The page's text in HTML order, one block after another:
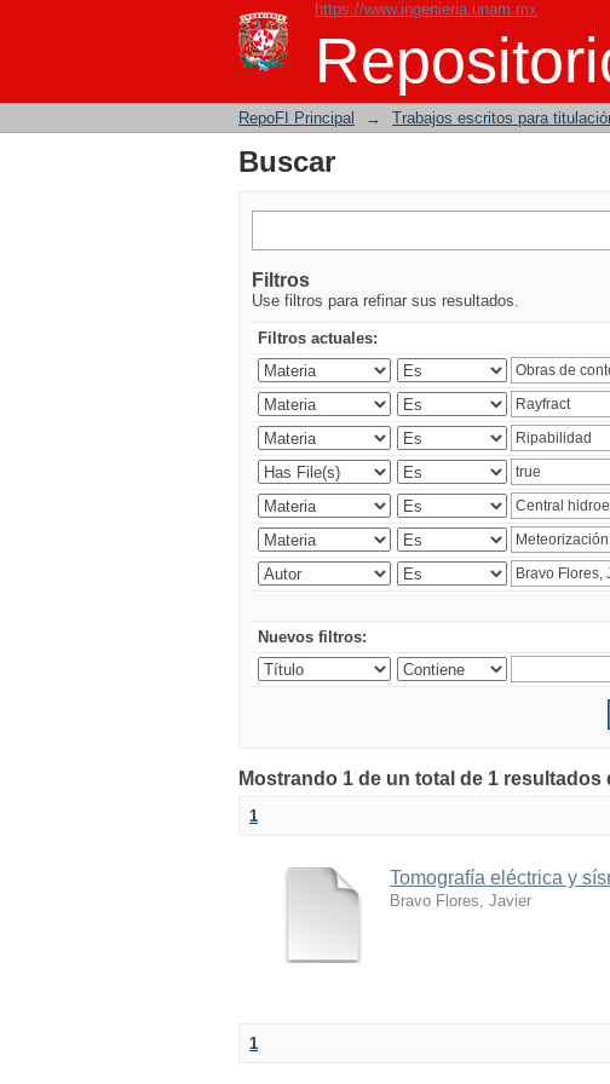
https://www.ingenieria.unam.mx
Buscar
RepoFI Principal → Trabajos escritos para
Buscar
Filtros
Use filtros para refinar sus resultados.
Filtros actuales:
Nuevos filtros:
Mostrando 1 de un total de 1
1
Tomografía eléctrica y
Bravo Flores, Javier
1